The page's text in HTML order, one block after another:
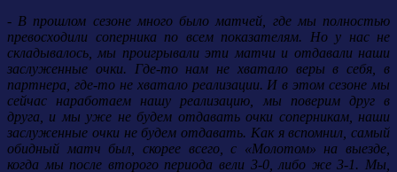
- В прошлом сезоне много было матчей, где мы полностью
превосходили соперника по всем показателям. Но у нас не
складывалось, мы проигрывали эти матчи и отдавали наши
заслуженные очки. Где-то нам не хватало веры в себя, в
партнера, где-то не хватало реализации. И в этом сезоне мы
сейчас наработаем нашу реализацию, мы поверим друг в
друга, и мы уже не будем отдавать очки соперникам, наши
заслуженные очки не будем отдавать. Как я вспомнил, самый
обидный матч был, скорее всего, с «Молотом» на выезде,
когда мы после второго периода вели 3-0, либо же 3-1. Мы,